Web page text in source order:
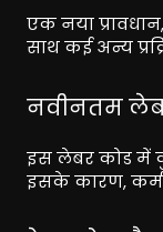
एक नया
साथ कई अन्य
नवीनतम
इस लेबर कोड में
इसके कारण,